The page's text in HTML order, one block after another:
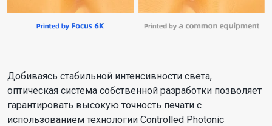
Добиваясь стабильной интенсивности света,
оптическая система собственной разработки позволяет
гарантировать высокую точность печати с
использованием технологии Controlled Photonic